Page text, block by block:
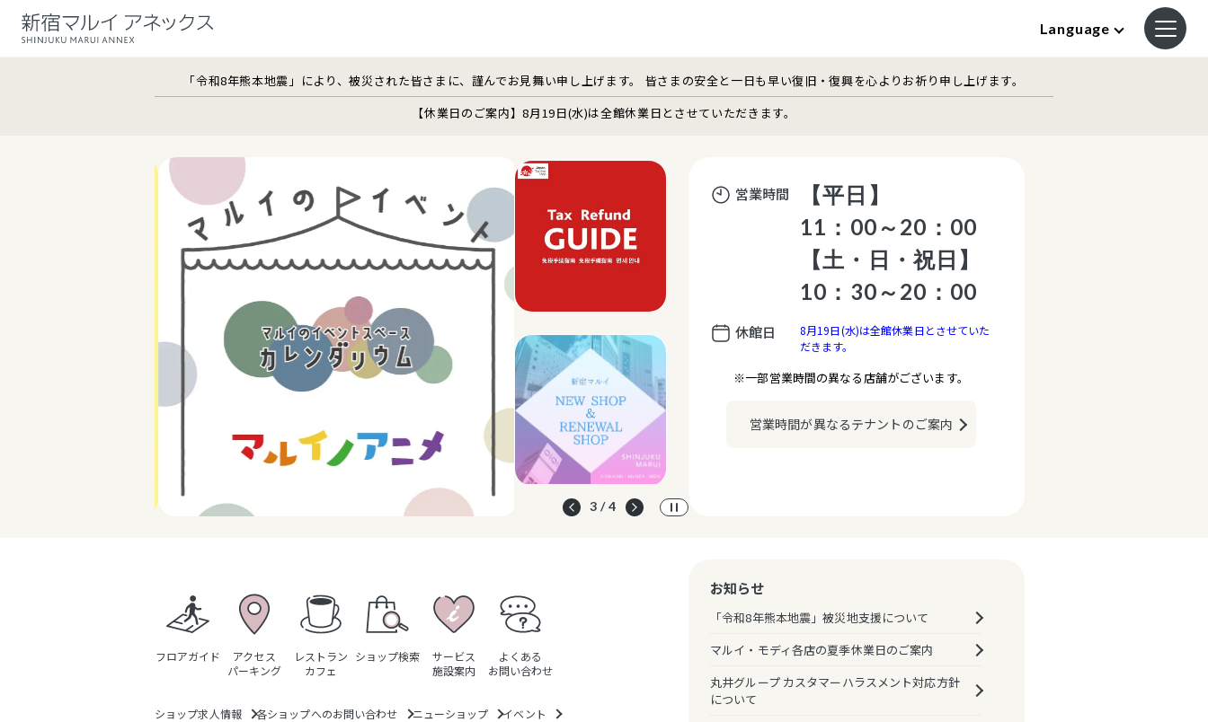
Language
「令和8年熊本地震」により、被災された皆さまに、謹んでお見舞い申し上げます。 皆さまの安全と一日も早い復旧・復興を心よりお祈り申し上げます。
【休業日のご案内】8月19日(水)は全館休業日とさせていただきます。
3 / 4
営業時間
【平日】
11：00～20：00
【土・日・祝日】
10：30～20：00
休館日
8月19日(水)は全館休業日とさせていた
だきます。
※一部営業時間の異なる店舗がございます。
営業時間が異なるテナントのご案内
フロアガイド
アクセス
パーキング
レストラン
カフェ
ショップ検索
サービス
施設案内
よくある
お問い合わせ
ショップ求人情報 各ショップへのお問い合わせ ニューショップ イベント
お知らせ
「令和8年熊本地震」被災地支援について
マルイ・モディ各店の夏季休業日のご案内
丸井グループ カスタマーハラスメント対応方針
について